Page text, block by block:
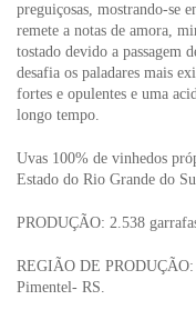
preguiçosas, mostrando-se
remete a notas de amora,
tostado devido a passagem
desafia os paladares mais
fortes e opulentes e uma
longo tempo.
Uvas 100% de vinhedos
Estado do Rio Grande do
PRODUÇÃO: 2.538
REGIÃO DE PRODUÇÃO:
Pimentel- RS.